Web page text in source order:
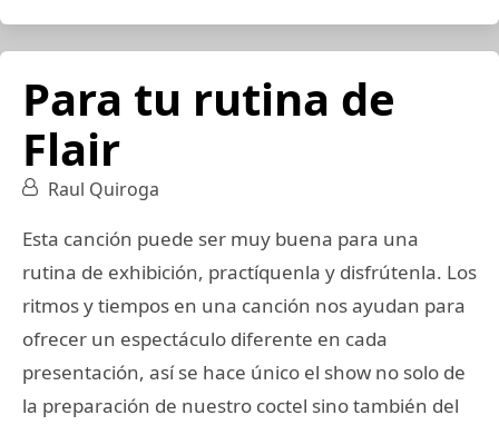
Para tu rutina de
Flair
Raul Quiroga
Esta canción puede ser muy buena para una
rutina de exhibición, practíquenla y disfrútenla. Los
ritmos y tiempos en una canción nos ayudan para
ofrecer un espectáculo diferente en cada
presentación, así se hace único el show no solo de
la preparación de nuestro coctel sino también del